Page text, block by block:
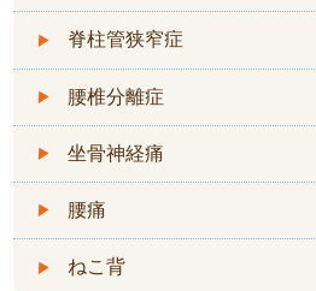
脊柱管狭窄症
腰椎分離症
坐骨神経痛
腰痛
ねこ背